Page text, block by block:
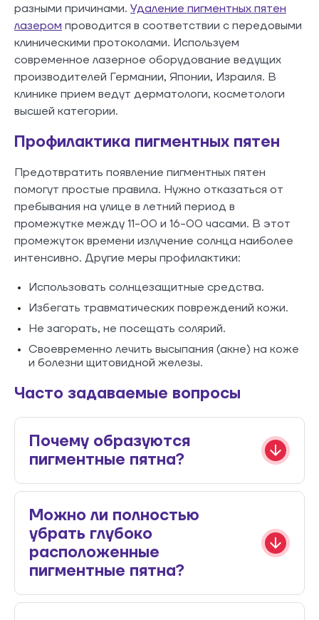
разными причинами. Удаление пигментных пятен
лазером проводится в соответствии с передовыми
клиническими протоколами. Используем
современное лазерное оборудование ведущих
производителей Германии, Японии, Израиля. В
клинике прием ведут дерматологи, косметологи
высшей категории.
Профилактика пигментных пятен
Предотвратить появление пигментных пятен
помогут простые правила. Нужно отказаться от
пребывания на улице в летний период в
промежутке между 11-00 и 16-00 часами. В этот
промежуток времени излучение солнца наиболее
интенсивно. Другие меры профилактики:
Использовать солнцезащитные средства.
Избегать травматических повреждений кожи.
Не загорать, не посещать солярий.
Своевременно лечить высыпания (акне) на коже
и болезни щитовидной железы.
Часто задаваемые вопросы
Почему образуются
пигментные пятна?
Можно ли полностью
убрать глубоко
расположенные
пигментные пятна?